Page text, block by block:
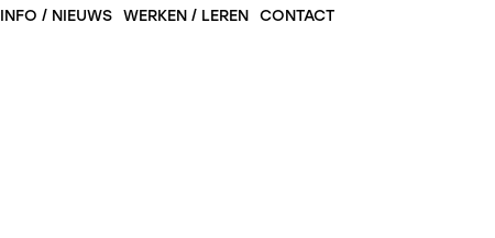
INFO / NIEUWS WERKEN / LEREN CONTACT